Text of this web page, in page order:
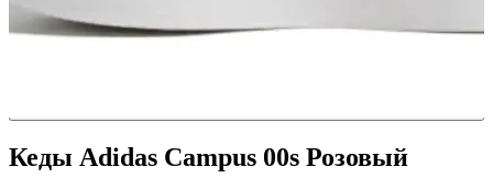
Кеды Adidas Campus 00s Розовый